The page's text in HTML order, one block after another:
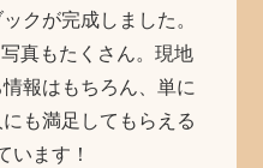
クが完成しました。
真もたくさん。現地
報はもちろん、単に
も満足してもらえる
います！